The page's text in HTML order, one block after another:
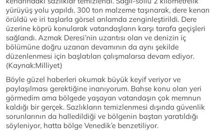
yürüyüş yolu yapıldı. 300 ton malzeme taşınarak, dere kenarı
örüldü ve iri taşlarla görsel anlamda zenginleştirildi. Dere
üzerine köprü konularak vatandaşların karşı tarafa geçişleri
sağlandı. Azmak Deresi’nin uzantısı olan ve denizin iç
bölümüne doğru uzanan devamının da aynı şekilde
düzenlenmesi için başlatılan çalışmalarsa devam ediyor.
(Kaynak:Milliyet)
Böyle güzel haberleri okumak büyük keyif veriyor ve
paylaşılması gerektiğine inanıyorum. Bahse konu olan yeri
görmedim ama bölgede yaşayan vatandaşın çok memnun
kaldığı bir gerçek. Sazlıkların temizlenmesi dışında güvenlik
sorunlarının da halledildiği ve bölgenin baştan yaratıldığı
söyleniyor, hatta bölge Venedik’e benzetiliyor.